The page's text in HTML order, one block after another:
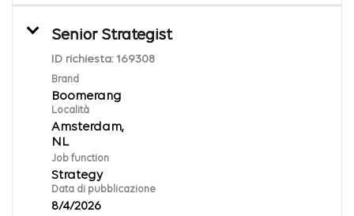
Senior Strategist
ID richiesta: 169308
Brand
Boomerang
Località
Amsterdam,
Job function
Strategy
Data di pubblicazione
8/4/2026